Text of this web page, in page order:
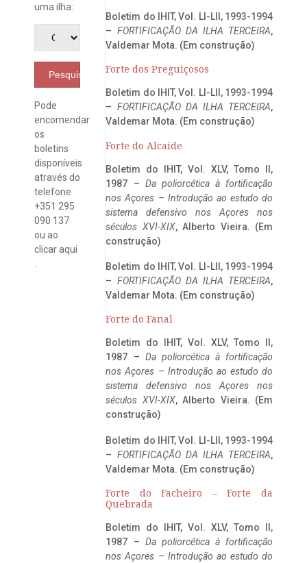
uma ilha:
Pesquisar
Pode
encomendar
os
boletins
disponíveis
através do
telefone
+351 295
090 137
ou ao
clicaraqui
Boletim do IHIT, Vol. LI-LII, 1993-1994
– FORTIFICAÇÃO DA ILHA TERCEIRA,
Valdemar Mota. (Em construção)
Forte dos Preguiçosos
Boletim do IHIT, Vol. LI-LII, 1993-1994
– FORTIFICAÇÃO DA ILHA TERCEIRA,
Valdemar Mota. (Em construção)
Forte do Alcaide
Boletim do IHIT, Vol. XLV, Tomo II,
1987 – Da poliorcética à fortificação
nos Açores – Introdução ao estudo do
sistema defensivo nos Açores nos
séculos XVI-XIX, Alberto Vieira. (Em
construção)
Boletim do IHIT, Vol. LI-LII, 1993-1994
– FORTIFICAÇÃO DA ILHA TERCEIRA,
Valdemar Mota. (Em construção)
Forte do Fanal
Boletim do IHIT, Vol. XLV, Tomo II,
1987 – Da poliorcética à fortificação
nos Açores – Introdução ao estudo do
sistema defensivo nos Açores nos
séculos XVI-XIX, Alberto Vieira. (Em
construção)
Boletim do IHIT, Vol. LI-LII, 1993-1994
– FORTIFICAÇÃO DA ILHA TERCEIRA,
Valdemar Mota. (Em construção)
Forte do Facheiro – Forte da
Quebrada
Boletim do IHIT, Vol. XLV, Tomo II,
1987 – Da poliorcética à fortificação
nos Açores – Introdução ao estudo do